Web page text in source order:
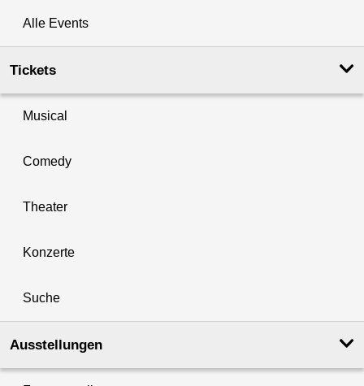
Alle Events
Tickets
Musical
Comedy
Theater
Konzerte
Suche
Ausstellungen